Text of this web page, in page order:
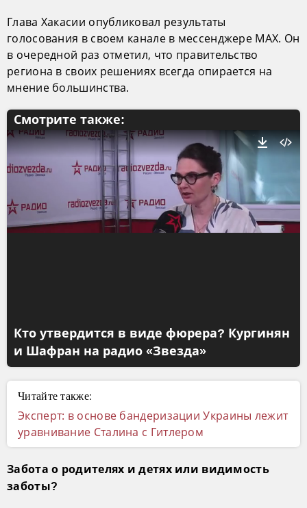
Глава Хакасии опубликовал результаты
голосования в своем канале в мессенджере MAX. Он
в очередной раз отметил, что правительство
региона в своих решениях всегда опирается на
мнение большинства.
Смотрите также:
Кто утвердится в виде фюрера? Кургинян
и Шафран на радио «Звезда»
Читайте также:
Эксперт: в основе бандеризации Украины лежит
уравнивание Сталина с Гитлером
Забота о родителях и детях или видимость
заботы?